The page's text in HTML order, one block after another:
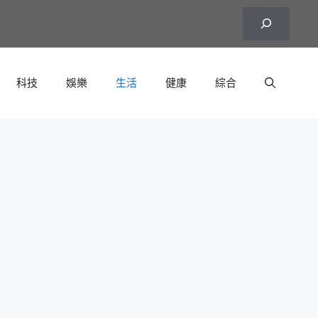
科技 娛樂 生活 健康 綜合